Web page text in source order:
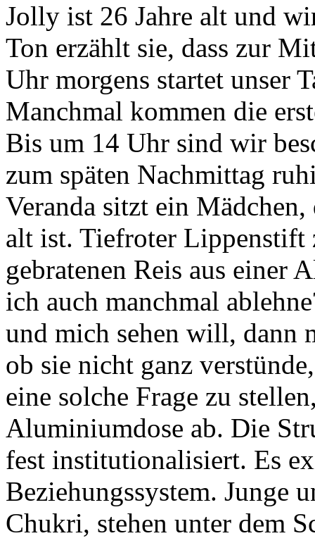
Jolly ist 26 Jahre alt und
Ton erzählt sie, dass zur
Uhr morgens startet unser
Manchmal kommen die
Bis um 14 Uhr sind wir
zum späten Nachmittag
Veranda sitzt ein
alt ist. Tiefroter Lippenstift
gebratenen Reis aus einer
ich auch manchmal
und mich sehen will, dann
ob sie nicht ganz
eine solche Frage zu
Aluminiumdose ab. Die
fest institutionalisiert. Es
Beziehungssystem. Junge
Chukri, stehen unter dem